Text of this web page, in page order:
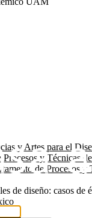
y Artes para el
Procesos y Técnicas
de Procesos y
de diseño: casos de